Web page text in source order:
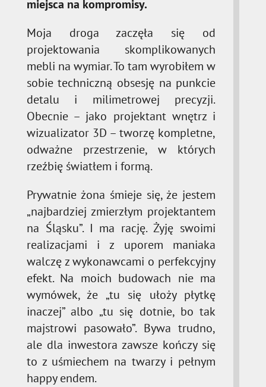
miejsca na kompromisy.
Moja droga zaczęła się od
projektowania skomplikowanych
mebli na wymiar. To tam wyrobiłem w
sobie techniczną obsesję na punkcie
detalu i milimetrowej precyzji.
Obecnie – jako projektant wnętrz i
wizualizator 3D – tworzę kompletne,
odważne przestrzenie, w których
rzeźbię światłem i formą.
Prywatnie żona śmieje się, że jestem
„najbardziej zmierzłym projektantem
na Śląsku”. I ma rację. Żyję swoimi
realizacjami i z uporem maniaka
walczę z wykonawcami o perfekcyjny
efekt. Na moich budowach nie ma
wymówek, że „tu się ułoży płytkę
inaczej” albo „tu się dotnie, bo tak
majstrowi pasowało”. Bywa trudno,
ale dla inwestora zawsze kończy się
to z uśmiechem na twarzy i pełnym
happy endem.